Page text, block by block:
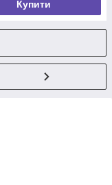
Купити